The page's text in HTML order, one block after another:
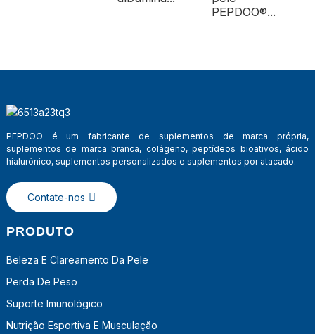
PEPDOO®...
PEPDOO é um fabricante de suplementos de marca própria,
suplementos de marca branca, colágeno, peptídeos bioativos, ácido
hialurônico, suplementos personalizados e suplementos por atacado.
Contate-nos
PRODUTO
Beleza E Clareamento Da Pele
Perda De Peso
Suporte Imunológico
Nutrição Esportiva E Musculação